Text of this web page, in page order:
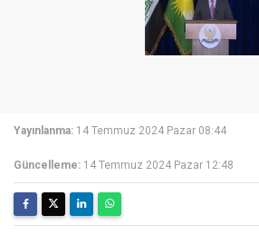
Yayınlanma: 14 Temmuz 2024 Pazar 08:44
Güncelleme: 14 Temmuz 2024 Pazar 12:48